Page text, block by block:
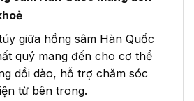
giữa hồng sâm Hàn Quốc
quý mang đến cho cơ thể
dồi dào, hỗ trợ chăm sóc
từ bên trong.